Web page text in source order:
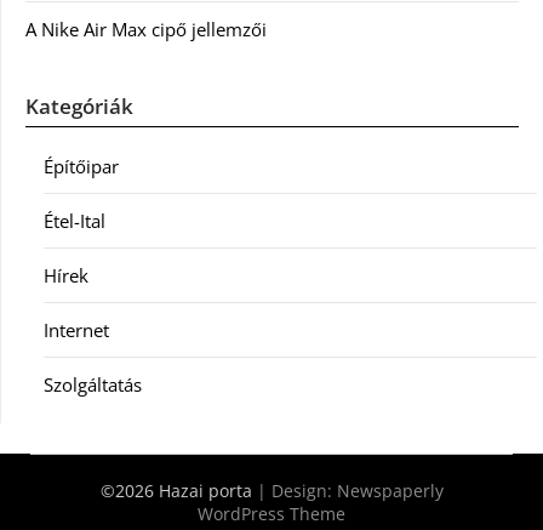
A Nike Air Max cipő jellemzői
Kategóriák
Építőipar
Étel-Ital
Hírek
Internet
Szolgáltatás
©2026 Hazai porta | Design: Newspaperly
WordPress Theme